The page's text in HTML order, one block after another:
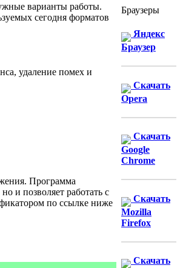
варианты работы.
сегодня форматов
удаление помех и
Программа
и позволяет работать с
по ссылке ниже
Браузеры
Яндекс
Браузер
Скачать
Opera
Скачать
Google
Chrome
Скачать
Mozilla
Firefox
Скачать